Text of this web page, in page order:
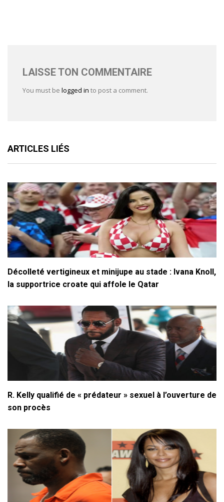
LAISSE TON COMMENTAIRE
You must be logged in to post a comment.
ARTICLES LIÉS
Décolleté vertigineux et minijupe au stade : Ivana Knoll,
la supportrice croate qui affole le Qatar
R. Kelly qualifié de « prédateur » sexuel à l’ouverture de
son procès